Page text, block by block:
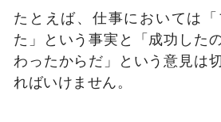
たとえば、仕事においては
た」という事実と「成功した
わったからだ」という意見は
ればいけません。